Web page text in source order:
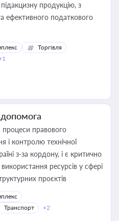
продукцію, з
ефективного податкового
Торгівля
правового
і контролю технічної
з-за кордону, і є критично
ресурсів у сфері
проєктів
Транспорт +2